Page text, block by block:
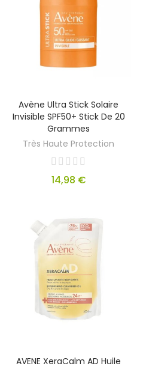
Avène Ultra Stick Solaire
Invisible SPF50+ Stick De 20
Grammes
Très Haute Protection
14,98 €
AVENE XeraCalm AD Huile